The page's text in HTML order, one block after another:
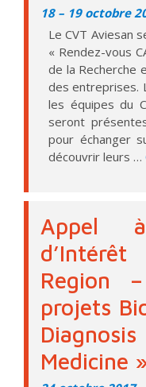
18– 19 octobre
Le CVT Aviesan
« Rendez-vous
de la Recherche
des entreprises.
les équipes du
seront
pour échanger
découvrir leurs …
Appel à
Region
projets
Medicine